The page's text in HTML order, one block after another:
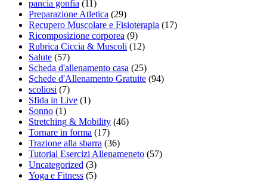
pancia gonfia (11)
Preparazione Atletica (29)
Recupero Muscolare e Fisioterapia (17)
Ricomposizione corporea (9)
Rubrica Ciccia & Muscoli (12)
Salute (57)
Scheda d'allenamento casa (25)
Schede d'Allenamento Gratuite (94)
scoliosi (7)
Sfida in Live (1)
Sonno (1)
Stretching & Mobility (46)
Tornare in forma (17)
Trazione alla sbarra (36)
Tutorial Esercizi Allenameneto (57)
Uncategorized (3)
Yoga e Fitness (5)